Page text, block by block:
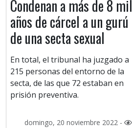
Condenan a más de 8 mil
años de cárcel a un gurú
de una secta sexual
En total, el tribunal ha juzgado a
215 personas del entorno de la
secta, de las que 72 estaban en
prisión preventiva.
domingo, 20 noviembre 2022 -